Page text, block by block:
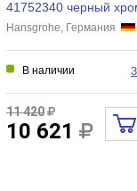
41752340 черный
Hansgrohe, Германия
В наличии
11 420
10 621